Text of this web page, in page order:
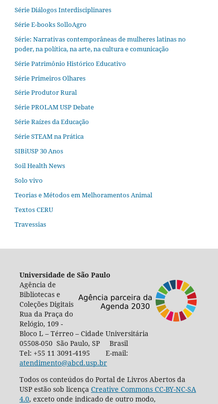
Série Diálogos Interdisciplinares
Série E-books SolloAgro
Série: Narrativas contemporâneas de mulheres latinas no
poder, na política, na arte, na cultura e comunicação
Série Patrimônio Histórico Educativo
Série Primeiros Olhares
Série Produtor Rural
Série PROLAM USP Debate
Série Raízes da Educação
Série STEAM na Prática
SIBiUSP 30 Anos
Soil Health News
Solo vivo
Teorias e Métodos em Melhoramentos Animal
Textos CERU
Travessias
Universidade de São Paulo
Agência de
Bibliotecas e
Coleções Digitais
Rua da Praça do
Relógio, 109 -
Bloco L – Térreo – Cidade Universitária
05508-050 São Paulo, SP Brasil
Tel: +55 11 3091-4195 E-mail:
atendimento@abcd.usp.br
Todos os conteúdos do Portal de Livros Abertos da
USP estão sob licença Creative Commons CC-BY-NC-SA
4.0, exceto onde indicado de outro modo,